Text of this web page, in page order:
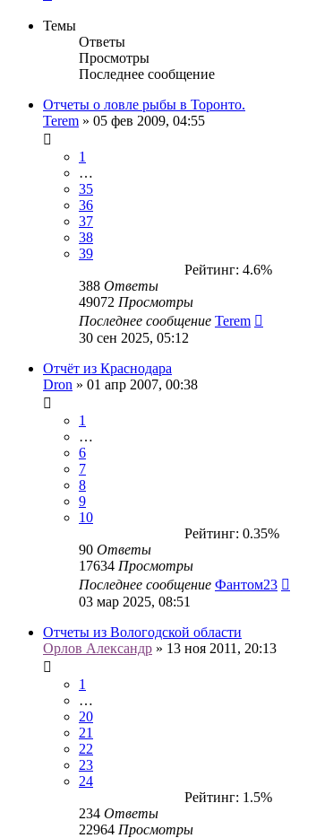
Темы
Ответы
Просмотры
Последнее сообщение
Отчеты о ловле рыбы в Торонто.
Terem » 05 фев 2009, 04:55
1
…
35
36
37
38
39
Рейтинг: 4.6%
388 Ответы
49072 Просмотры
Последнее сообщение Terem
30 сен 2025, 05:12
Отчёт из Краснодара
Dron » 01 апр 2007, 00:38
1
…
6
7
8
9
10
Рейтинг: 0.35%
90 Ответы
17634 Просмотры
Последнее сообщение Фантом23
03 мар 2025, 08:51
Отчеты из Вологодской области
Орлов Александр » 13 ноя 2011, 20:13
1
…
20
21
22
23
24
Рейтинг: 1.5%
234 Ответы
22964 Просмотры